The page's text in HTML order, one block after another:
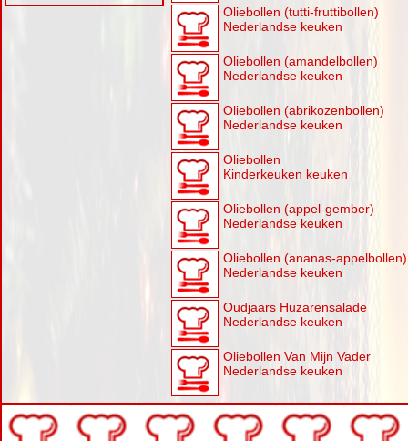
Oliebollen (tutti-fruttibollen)
Nederlandse keuken
Oliebollen (amandelbollen)
Nederlandse keuken
Oliebollen (abrikozenbollen)
Nederlandse keuken
Oliebollen
Kinderkeuken keuken
Oliebollen (appel-gember)
Nederlandse keuken
Oliebollen (ananas-appelbollen)
Nederlandse keuken
Oudjaars Huzarensalade
Nederlandse keuken
Oliebollen Van Mijn Vader
Nederlandse keuken